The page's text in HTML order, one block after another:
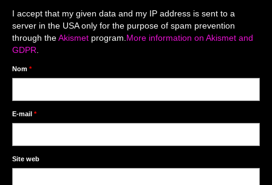
Cartes de remerciement
Photomontages
Prestations
Contact
Décors studio / Tenues / Accessoires
I accept that my given data and my IP address is sent to a
server in the USA only for the purpose of spam prevention
through theAkismet program.More information on Akismet and
GDPR.
Nom *
E-mail *
Site web